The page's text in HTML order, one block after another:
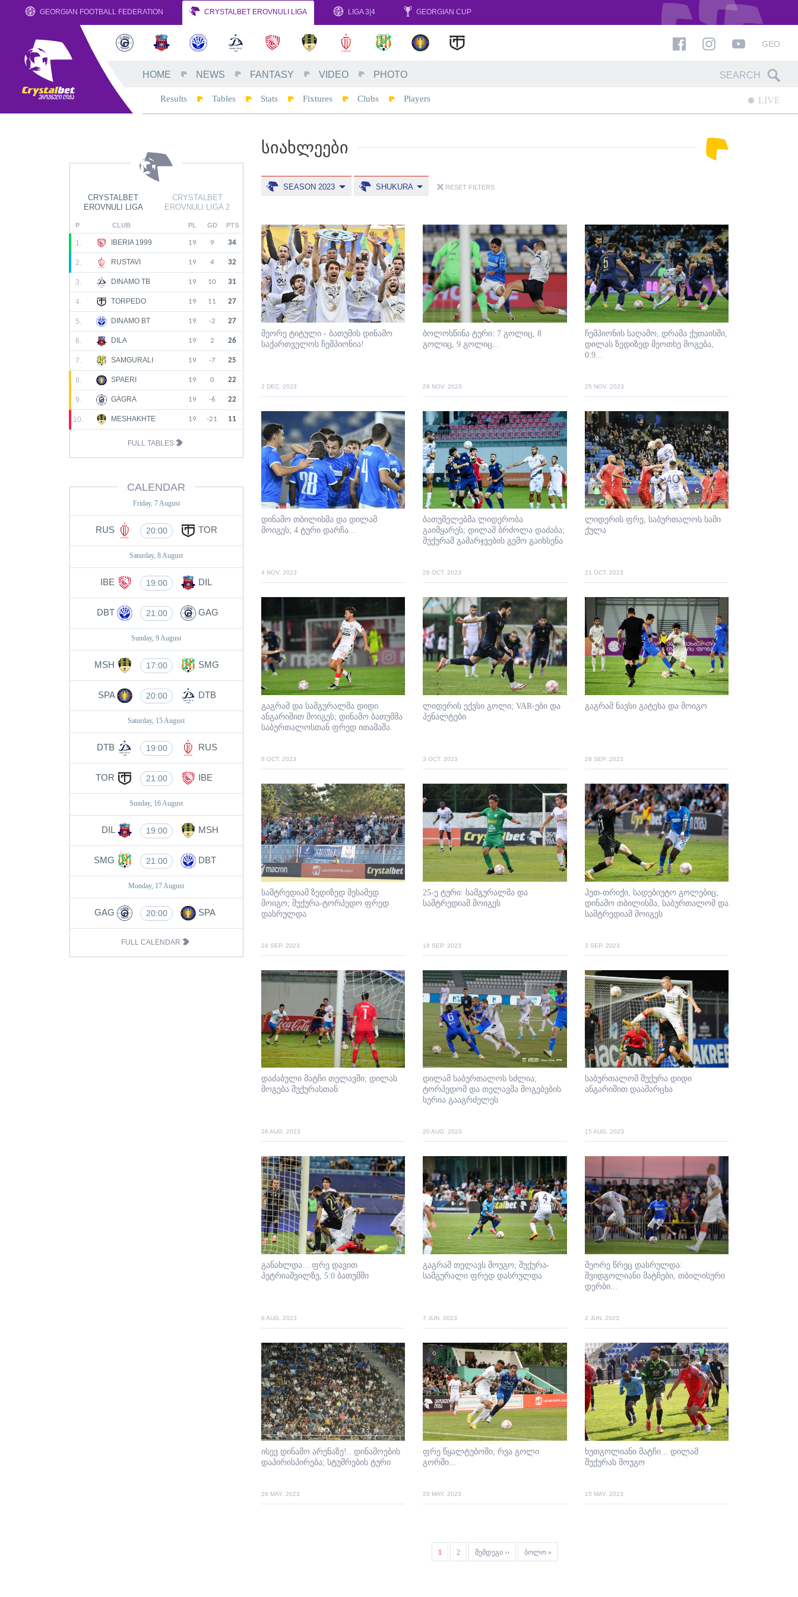
GEORGIAN FOOTBALL FEDERATION CRYSTALBET EROVNULI LIGA LIGA 3|4 GEORGIAN CUP
GEO
HOME NEWS FANTASY VIDEO PHOTO
Results Tables Stats Fixtures Clubs Players LIVE
CRYSTALBET
EROVNULI LIGA
CRYSTALBET
EROVNULI LIGA 2
P CLUB PL GD PTS
1. IBERIA 1999 19 9 34
2. RUSTAVI 19 4 32
3. DINAMO TB 19 10 31
4. TORPEDO 19 11 27
5. DINAMO BT 19 -2 27
6. DILA 19 2 26
7. SAMGURALI 19 -7 25
8. SPAERI 19 0 22
9. GAGRA 19 -6 22
10. MESHAKHTE 19 -21 11
FULL TABLES
CALENDAR
Friday, 7 August
RUS 20:00 TOR
Saturday, 8 August
IBE 19:00 DIL
DBT 21:00 GAG
Sunday, 9 August
MSH 17:00 SMG
SPA 20:00 DTB
Saturday, 15 August
DTB 19:00 RUS
TOR 21:00 IBE
Sunday, 16 August
DIL 19:00 MSH
SMG 21:00 DBT
Monday, 17 August
GAG 20:00 SPA
FULL CALENDAR
ᲡᲘᲐᲮᲚᲔᲔᲑᲘ
SEASON 2023 SHUKURA RESET FILTERS
მეორე ტიტული - ბათუმის დინამო
საქართველოს ჩემპიონია!
2 DEC. 2023
ბოლოსწინა ტური: 7 გოლიც, 8
გოლიც, 9 გოლიც...
29 NOV. 2023
ჩემპიონის საღამო, დრამა ქუთაისში,
დილას ზედიზედ მეოთხე მოგება,
0:9...
25 NOV. 2023
დინამო თბილისმა და დილამ
მოიგეს; 4 ტური დარჩა...
4 NOV. 2023
ბათუმელებმა ლიდერობა
გაიმყარეს; დილამ ბრძოლა დაძაბა;
შუქურამ გამარჯვების გემო გაიხსენა
29 OCT. 2023
ლიდერის ფრე, საბურთალოს სამი
ქულა
21 OCT. 2023
გაგრამ და სამგურალმა დიდი
ანგარიშით მოიგეს; დინამო ბათუმმა
საბურთალოსთან ფრედ ითამაშა
8 OCT. 2023
ლიდერის ექვსი გოლი; VAR-ები და
პენალტები
3 OCT. 2023
გაგრამ ნავსი გატეხა და მოიგო
28 SEP. 2023
სამტრედიამ ზედიზედ მესამედ
მოიგო; შუქურა-ტორპედო ფრედ
დასრულდა
24 SEP. 2023
25-ე ტური: სამგურალმა და
სამტრედიამ მოიგეს
18 SEP. 2023
ჰეთ-თრიქი, სადებიუტო გოლებიც;
დინამო თბილისმა, საბურთალომ და
სამტრედიამ მოიგეს
3 SEP. 2023
დაძაბული მატჩი თელავში; დილას
მოგება შუქურასთან
26 AUG. 2023
დილამ საბურთალოს სძლია;
ტორპედომ და თელავმა მოგებების
სერია გააგრძელეს
20 AUG. 2023
საბურთალომ შუქურა დიდი
ანგარიშით დაამარცხა
15 AUG. 2023
განახლდა... ფრე დავით
პეტრიაშვილზე, 5:0 ბათუმში
6 AUG. 2023
გაგრამ თელავს მოუგო; შუქურა-
სამგურალი ფრედ დასრულდა
7 JUN. 2023
მეორე წრეც დასრულდა:
შვიდგოლიანი მატჩები, თბილისური
დერბი...
2 JUN. 2023
ისევ დინამო არენაზე!.. დინამოების
დაპირისპირება; სტუმრების ტური
29 MAY. 2023
ფრე წყალტუბოში; რვა გოლი
გორში...
20 MAY. 2023
ხუთგოლიანი მატჩი... დილამ
შუქურას მოუგო
15 MAY. 2023
Current
page
1 Page
2
Next
page
შემდეგი ››
Last
page
ბოლო »